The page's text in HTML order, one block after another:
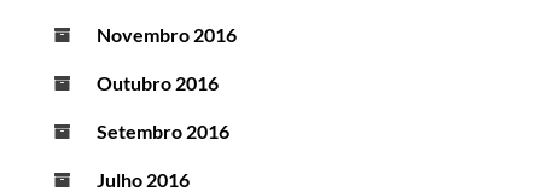
Novembro 2016
Outubro 2016
Setembro 2016
Julho 2016